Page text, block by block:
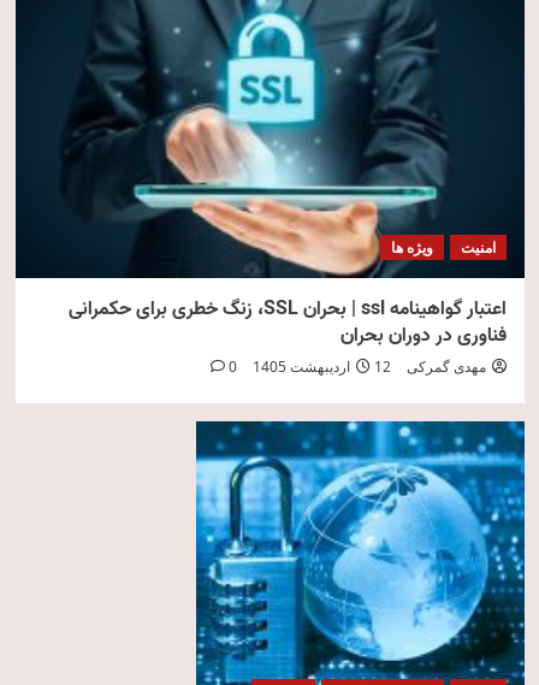
امنیت ویژه ها
اعتبار گواهینامه ssl | بحران SSL، زنگ خطری برای حکمرانی
فناوری در دوران بحران
مهدی گمرکی 12 اردیبهشت 1405 0